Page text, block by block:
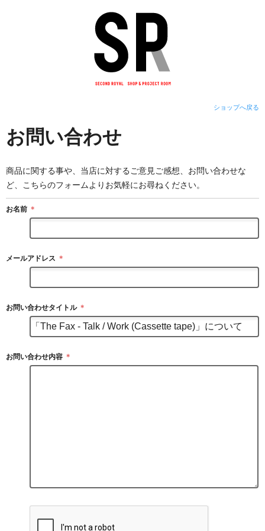
ショップへ戻る
お問い合わせ
商品に関する事や、当店に対するご意見ご感想、お問い合わせな
ど、こちらのフォームよりお気軽にお尋ねください。
お名前 ＊
メールアドレス ＊
お問い合わせタイトル ＊
お問い合わせ内容 ＊